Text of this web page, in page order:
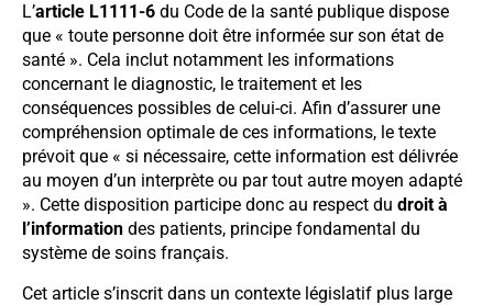
L’article L1111-6 du Code de la santé publique dispose
que « toute personne doit être informée sur son état de
santé ». Cela inclut notamment les informations
concernant le diagnostic, le traitement et les
conséquences possibles de celui-ci. Afin d’assurer une
compréhension optimale de ces informations, le texte
prévoit que « si nécessaire, cette information est délivrée
au moyen d’un interprète ou par tout autre moyen adapté
». Cette disposition participe donc au respect du droit à
l’information des patients, principe fondamental du
système de soins français.
Cet article s’inscrit dans un contexte législatif plus large